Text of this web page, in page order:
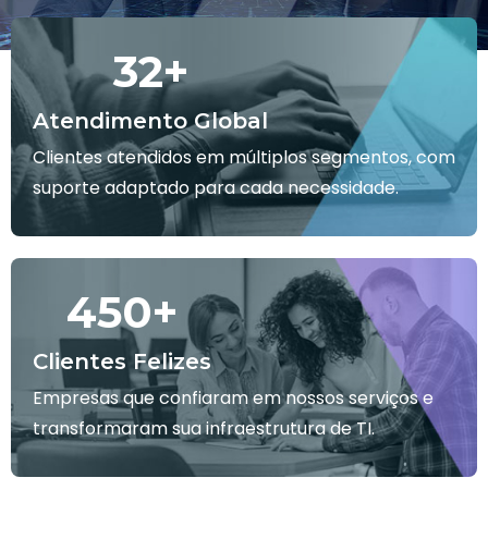
Atendimento Global
32+
Clientes atendidos em múltiplos segmentos, com
suporte adaptado para cada necessidade.
Clientes Felizes
450+
Empresas que confiaram em nossos serviços e
transformaram sua infraestrutura de TI.